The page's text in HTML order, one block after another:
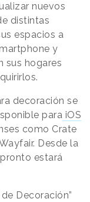
nuevos
distintas
espacios a
y
sus hogares
decoración se
para iOS
como Crate
Desde la
estará
Decoración”